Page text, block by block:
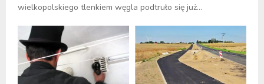
wielkopolskiego tlenkiem węgla podtruło się już...